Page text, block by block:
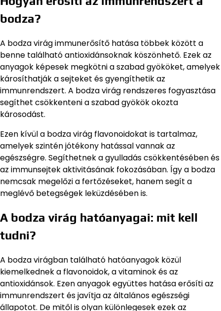
bodza?
A bodza virág immunerősítő hatása többek között a
benne található antioxidánsoknak köszönhető. Ezek az
anyagok képesek megkötni a szabad gyököket, amelyek
károsíthatják a sejteket és gyengíthetik az
immunrendszert. A bodza virág rendszeres fogyasztása
segíthet csökkenteni a szabad gyökök okozta
károsodást.
Ezen kívül a bodza virág flavonoidokat is tartalmaz,
amelyek szintén jótékony hatással vannak az
egészségre. Segíthetnek a gyulladás csökkentésében és
az immunsejtek aktivitásának fokozásában. Így a bodza
nemcsak megelőzi a fertőzéseket, hanem segít a
meglévő betegségek leküzdésében is.
A bodza virág hatóanyagai: mit kell
tudni?
A bodza virágban található hatóanyagok közül
kiemelkednek a flavonoidok, a vitaminok és az
antioxidánsok. Ezen anyagok együttes hatása erősíti az
immunrendszert és javítja az általános egészségi
állapotot. De mitől is olyan különlegesek ezek az